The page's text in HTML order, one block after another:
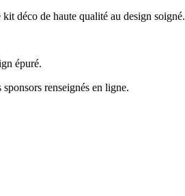
déco de haute qualité au design soigné.
épuré.
renseignés en ligne.